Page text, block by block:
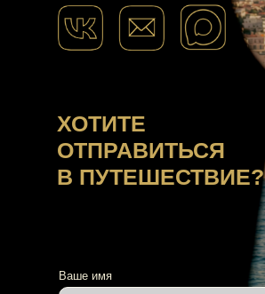
ХОТИТЕ
ОТПРАВИТЬСЯ
В ПУТЕШЕСТВИЕ?
Ваше имя